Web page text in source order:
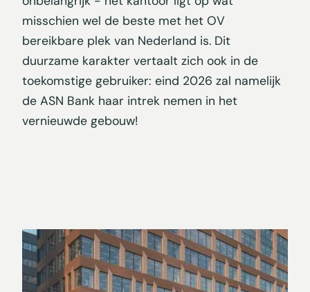
misschien wel de beste met het OV
bereikbare plek van Nederland is. Dit
duurzame karakter vertaalt zich ook in de
toekomstige gebruiker: eind 2026 zal namelijk
de ASN Bank haar intrek nemen in het
vernieuwde gebouw!